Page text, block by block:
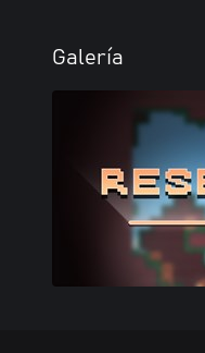
Galería